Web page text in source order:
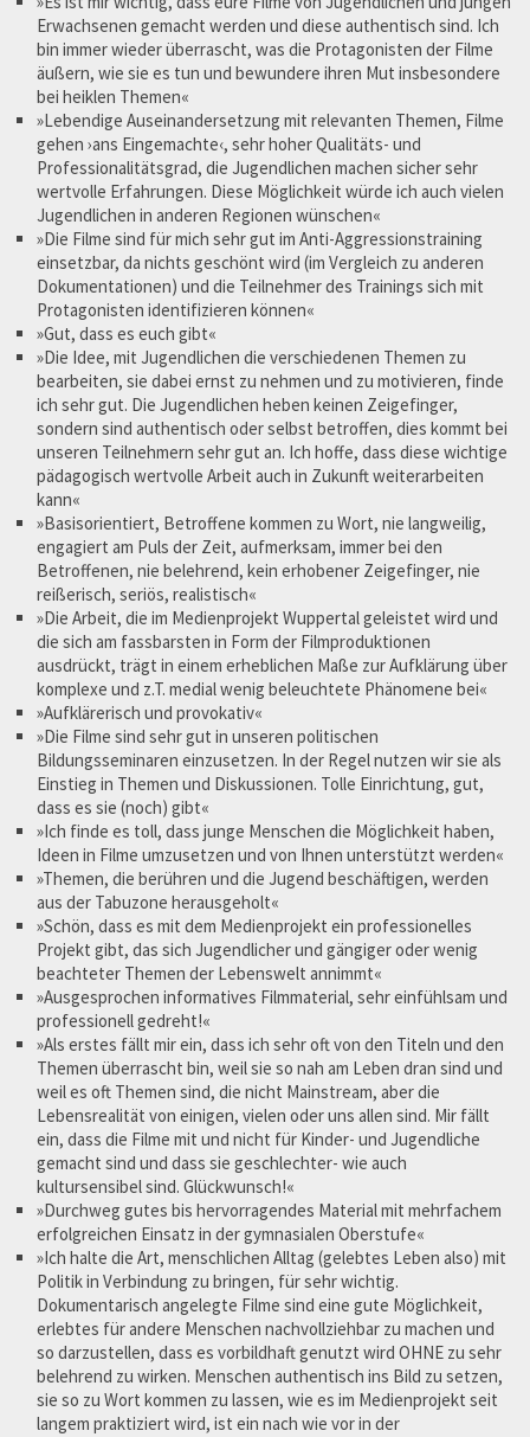
Erwachsenen gemacht werden und diese authentisch sind. Ich
bin immer wieder überrascht, was die Protagonisten der Filme
äußern, wie sie es tun und bewundere ihren Mut insbesondere
bei heiklen Themen«
»Lebendige Auseinandersetzung mit relevanten Themen, Filme
gehen ›ans Eingemachte‹, sehr hoher Qualitäts- und
Professionalitätsgrad, die Jugendlichen machen sicher sehr
wertvolle Erfahrungen. Diese Möglichkeit würde ich auch vielen
Jugendlichen in anderen Regionen wünschen«
»Die Filme sind für mich sehr gut im Anti-Aggressionstraining
einsetzbar, da nichts geschönt wird (im Vergleich zu anderen
Dokumentationen) und die Teilnehmer des Trainings sich mit
Protagonisten identifizieren können«
»Gut, dass es euch gibt«
»Die Idee, mit Jugendlichen die verschiedenen Themen zu
bearbeiten, sie dabei ernst zu nehmen und zu motivieren, finde
ich sehr gut. Die Jugendlichen heben keinen Zeigefinger,
sondern sind authentisch oder selbst betroffen, dies kommt bei
unseren Teilnehmern sehr gut an. Ich hoffe, dass diese wichtige
pädagogisch wertvolle Arbeit auch in Zukunft weiterarbeiten
kann«
»Basisorientiert, Betroffene kommen zu Wort, nie langweilig,
engagiert am Puls der Zeit, aufmerksam, immer bei den
Betroffenen, nie belehrend, kein erhobener Zeigefinger, nie
reißerisch, seriös, realistisch«
»Die Arbeit, die im Medienprojekt Wuppertal geleistet wird und
die sich am fassbarsten in Form der Filmproduktionen
ausdrückt, trägt in einem erheblichen Maße zur Aufklärung über
komplexe und z.T. medial wenig beleuchtete Phänomene bei«
»Aufklärerisch und provokativ«
»Die Filme sind sehr gut in unseren politischen
Bildungsseminaren einzusetzen. In der Regel nutzen wir sie als
Einstieg in Themen und Diskussionen. Tolle Einrichtung, gut,
dass es sie (noch) gibt«
»Ich finde es toll, dass junge Menschen die Möglichkeit haben,
Ideen in Filme umzusetzen und von Ihnen unterstützt werden«
»Themen, die berühren und die Jugend beschäftigen, werden
aus der Tabuzone herausgeholt«
»Schön, dass es mit dem Medienprojekt ein professionelles
Projekt gibt, das sich Jugendlicher und gängiger oder wenig
beachteter Themen der Lebenswelt annimmt«
»Ausgesprochen informatives Filmmaterial, sehr einfühlsam und
professionell gedreht!«
»Als erstes fällt mir ein, dass ich sehr oft von den Titeln und den
Themen überrascht bin, weil sie so nah am Leben dran sind und
weil es oft Themen sind, die nicht Mainstream, aber die
Lebensrealität von einigen, vielen oder uns allen sind. Mir fällt
ein, dass die Filme mit und nicht für Kinder- und Jugendliche
gemacht sind und dass sie geschlechter- wie auch
kultursensibel sind. Glückwunsch!«
»Durchweg gutes bis hervorragendes Material mit mehrfachem
erfolgreichen Einsatz in der gymnasialen Oberstufe«
»Ich halte die Art, menschlichen Alltag (gelebtes Leben also) mit
Politik in Verbindung zu bringen, für sehr wichtig.
Dokumentarisch angelegte Filme sind eine gute Möglichkeit,
erlebtes für andere Menschen nachvollziehbar zu machen und
so darzustellen, dass es vorbildhaft genutzt wird OHNE zu sehr
belehrend zu wirken. Menschen authentisch ins Bild zu setzen,
sie so zu Wort kommen zu lassen, wie es im Medienprojekt seit
langem praktiziert wird, ist ein nach wie vor in der